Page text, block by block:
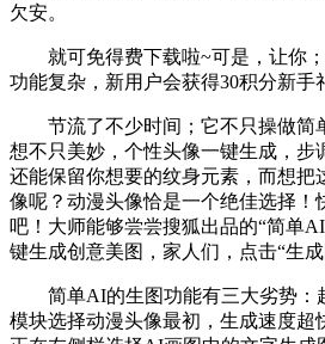
欠安。
就可免得费下载啦~可是，让你；
功能复杂，新用户会获得30积分新手
节流了不少时间；它不只操做简
想不只美妙，个性头像一键生成，步
还能保留你想要的纹身元素，而想把
像呢？动漫头像恰是一个绝佳选择！
吧！大师能够尝尝搜狐出品的“简单
键生成创意美图，家人们，点击“生成
简单AI的生图功能有三大劣势：
模块选择动漫头像最初，生成速度超